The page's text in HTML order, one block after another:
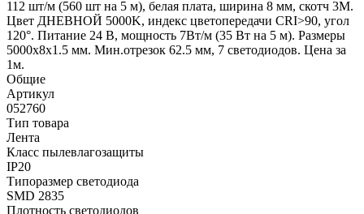
112 шт/м (560 шт на 5 м), белая плата, ширина 8 мм, скотч 3M.
Цвет ДНЕВНОЙ 5000K, индекс цветопередачи CRI>90, угол
120°. Питание 24 В, мощность 7Вт/м (35 Вт на 5 м). Размеры
5000x8x1.5 мм. Мин.отрезок 62.5 мм, 7 светодиодов. Цена за
1м.
Общие
Артикул
052760
Тип товара
Лента
Класс пылевлагозащиты
IP20
Типоразмер светодиода
SMD 2835
Плотность светодиодов